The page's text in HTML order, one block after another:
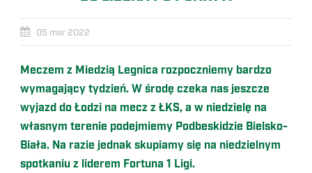
05 mar 2022
Meczem z Miedzią Legnica rozpoczniemy bardzo
wymagający tydzień. W środę czeka nas jeszcze
wyjazd do Łodzi na mecz z ŁKS, a w niedzielę na
własnym terenie podejmiemy Podbeskidzie Bielsko-
Biała. Na razie jednak skupiamy się na niedzielnym
spotkaniu z liderem Fortuna 1 Ligi.